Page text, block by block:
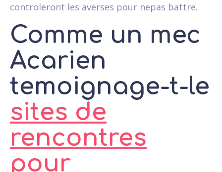
controleront les averses pour nepas battre.
Comme un mec
Acarien
temoignage-t-le
sites de
rencontres
pour